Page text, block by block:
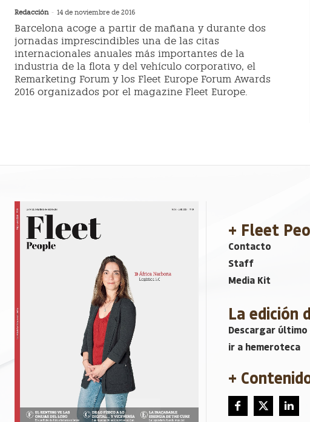
Redacción - 14 de noviembre de 2016
Barcelona acoge a partir de mañana y durante dos
jornadas imprescindibles una de las citas
internacionales anuales más importantes de la
industria de la flota y del vehículo corporativo, el
Remarketing Forum y los Fleet Europe Forum Awards
2016 organizados por el magazine Fleet Europe.
+ Fleet
Contacto
Staff
Media Kit
La edición
Descargar último
ir a hemeroteca
+